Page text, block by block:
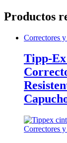
Productos
Correctores
Tipp-
Correctores